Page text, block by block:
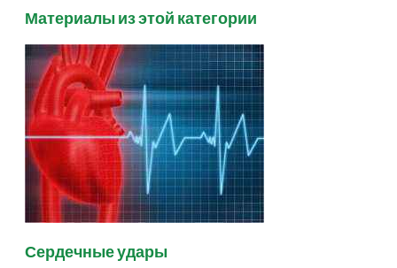
Материалы из этой категории
Сердечные удары